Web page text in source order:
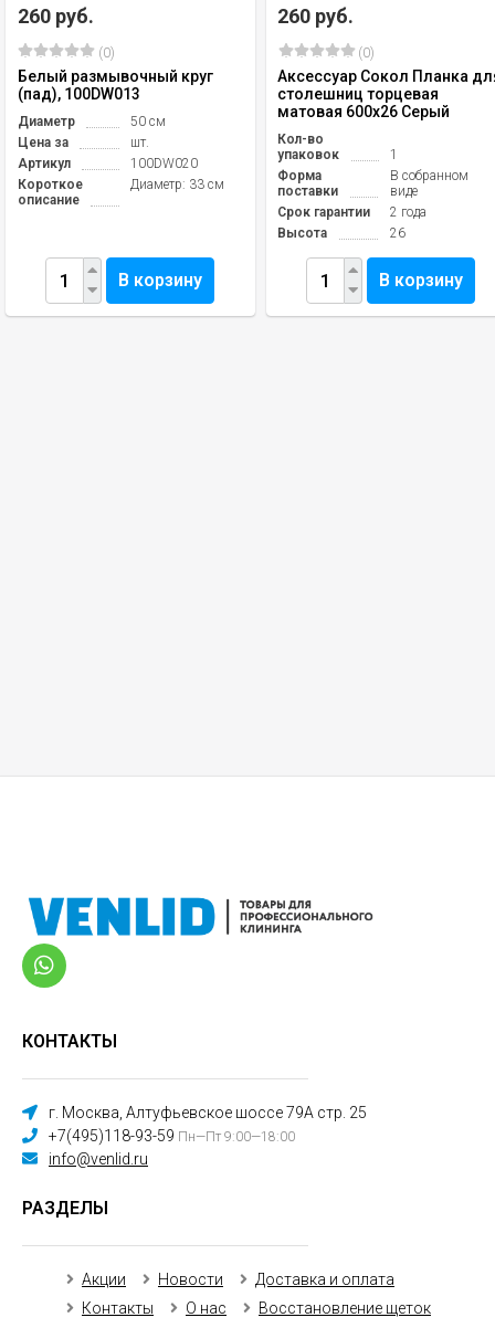
260 руб.
(0)
Белый размывочный круг
(пад), 100DW013
Диаметр
50 см
Цена за
шт.
Артикул
100DW020
Короткое
описание
Диаметр: 33 см
В корзину
260 руб.
(0)
Аксессуар Сокол Планка
столешниц торцевая
матовая 600х26 Серый
Кол-во
упаковок
1
Форма
поставки
В собранном
виде
Срок гарантии
2 года
Высота
26
В корзину
КОНТАКТЫ
г. Москва, Алтуфьевское шоссе 79А стр. 25
+7(495)118-93-59 Пн—Пт 9:00—18:00
info@venlid.ru
РАЗДЕЛЫ
Акции Новости
Доставка и оплата
Контакты
О нас Восстановление щеток